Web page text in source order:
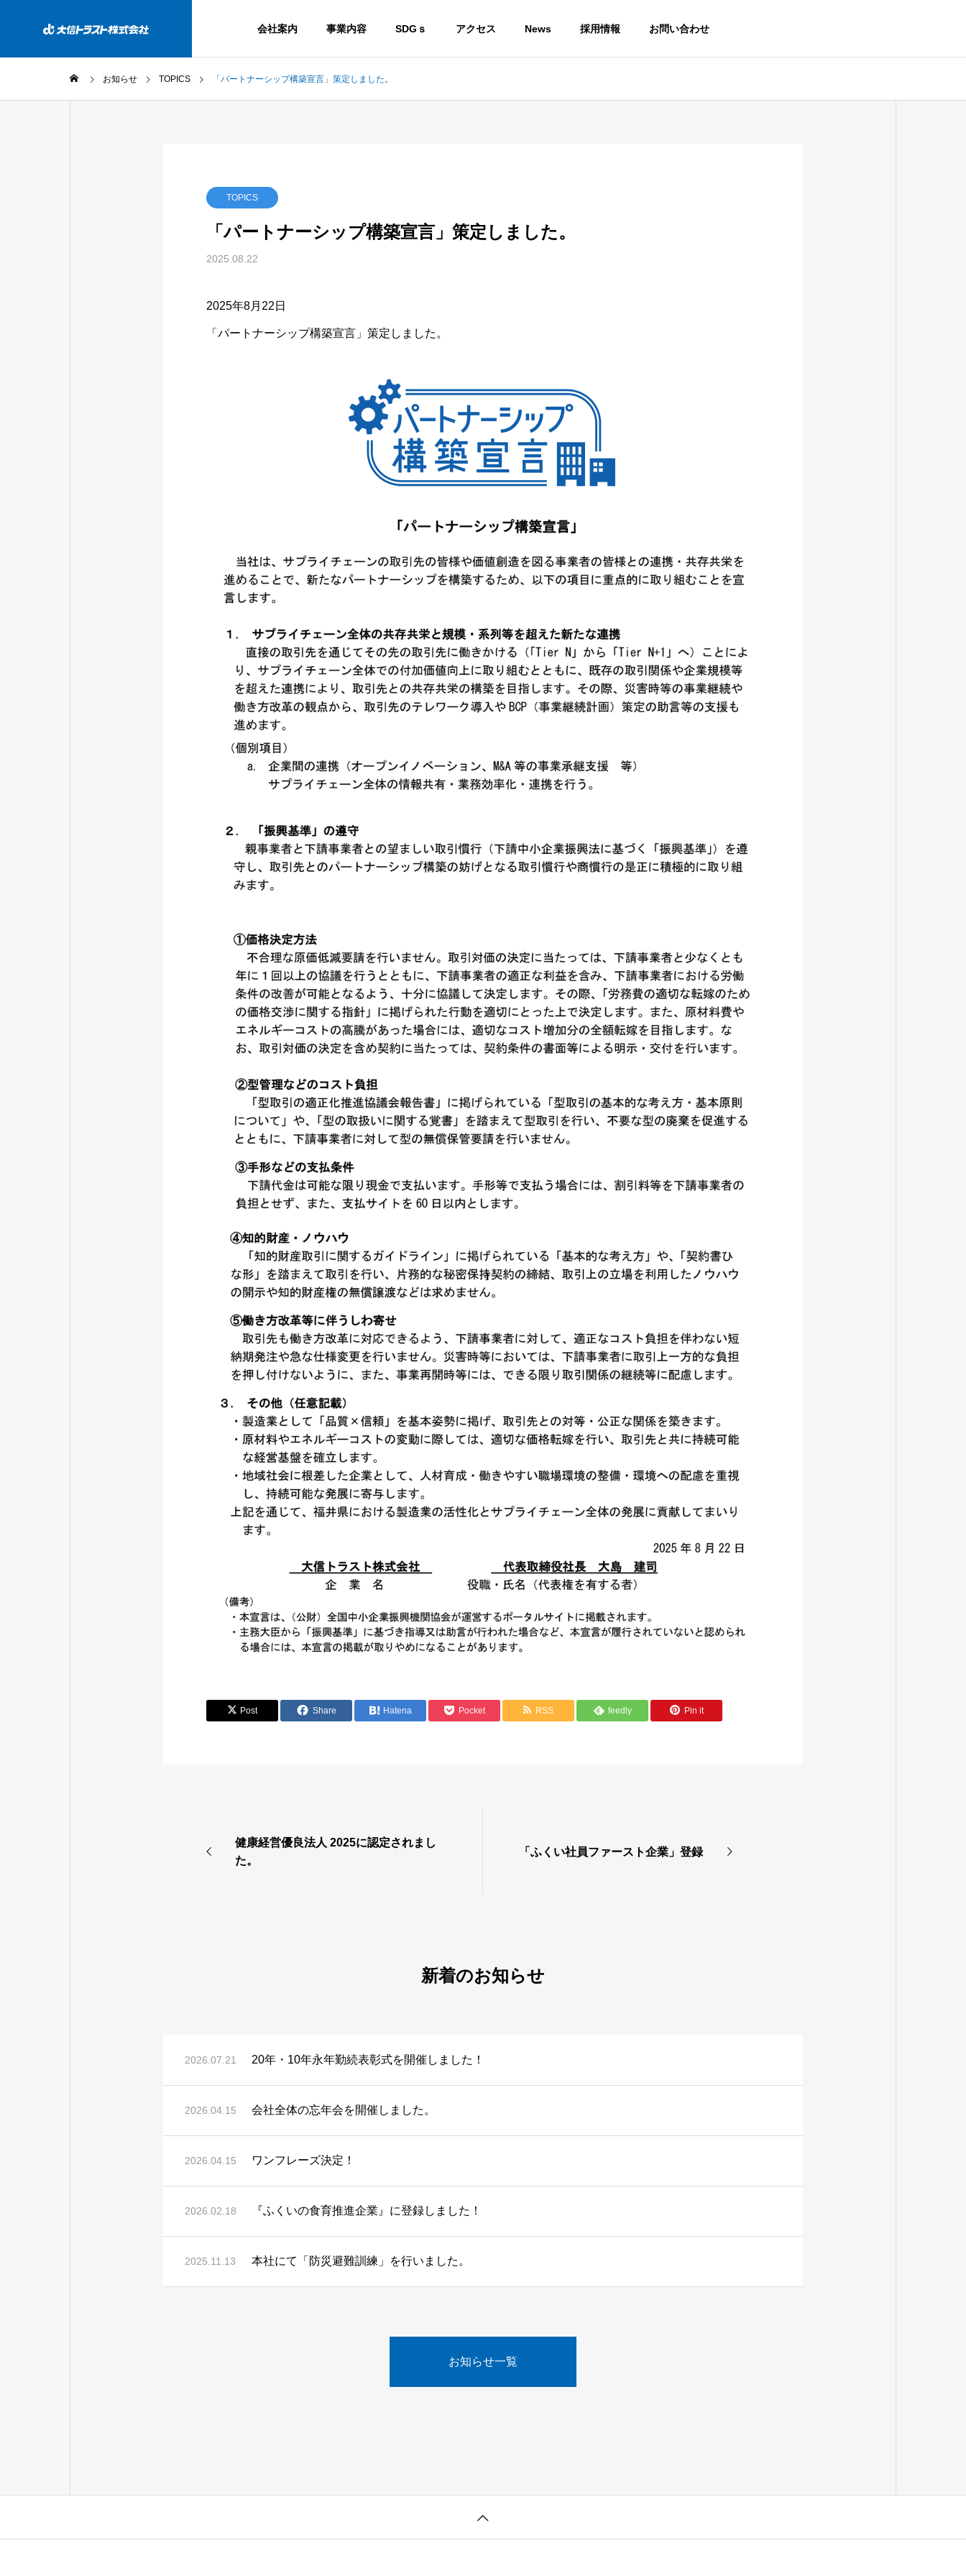
会社案内 事業内容 SDGｓ アクセス News 採用情報 お問い合わせ
お知らせ TOPICS 「パートナーシップ構築宣言」策定しました。
TOPICS
「パートナーシップ構築宣言」策定しました。
2025.08.22
2025年8月22日
「パートナーシップ構築宣言」策定しました。
Post Share Hatena Pocket RSS feedly Pin it
健康経営優良法人 2025に認定されまし
た。
「ふくい社員ファースト企業」登録
新着のお知らせ
2026.07.21 20年・10年永年勤続表彰式を開催しました！
2026.04.15 会社全体の忘年会を開催しました。
2026.04.15 ワンフレーズ決定！
2026.02.18 『ふくいの食育推進企業』に登録しました！
2025.11.13 本社にて「防災避難訓練」を行いました。
お知らせ一覧